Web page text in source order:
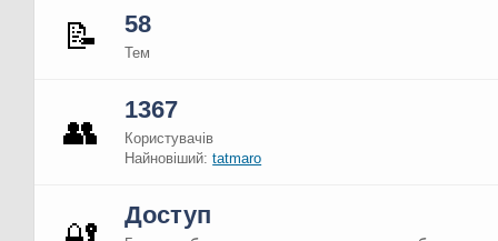
📝 58
Тем
👥
1367
Користувачів
Найновіший:tatmaro
Доступ